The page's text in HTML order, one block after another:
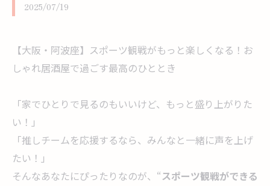
2025/07/19
【大阪・阿波座】スポーツ観戦がもっと楽しくなる！お
しゃれ居酒屋で過ごす最高のひととき
「家でひとりで見るのもいいけど、もっと盛り上がりた
い！」
「推しチームを応援するなら、みんなと一緒に声を上げ
たい！」
そんなあなたにぴったりなのが、“スポーツ観戦ができる